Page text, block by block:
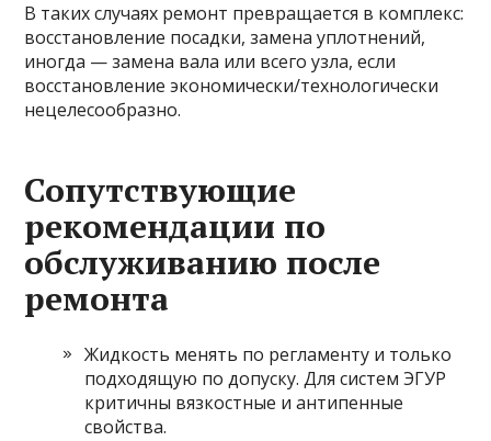
В таких случаях ремонт превращается в комплекс:
восстановление посадки, замена уплотнений,
иногда — замена вала или всего узла, если
восстановление экономически/технологически
нецелесообразно.
Сопутствующие
рекомендации по
обслуживанию после
ремонта
Жидкость менять по регламенту и только
подходящую по допуску. Для систем ЭГУР
критичны вязкостные и антипенные
свойства.